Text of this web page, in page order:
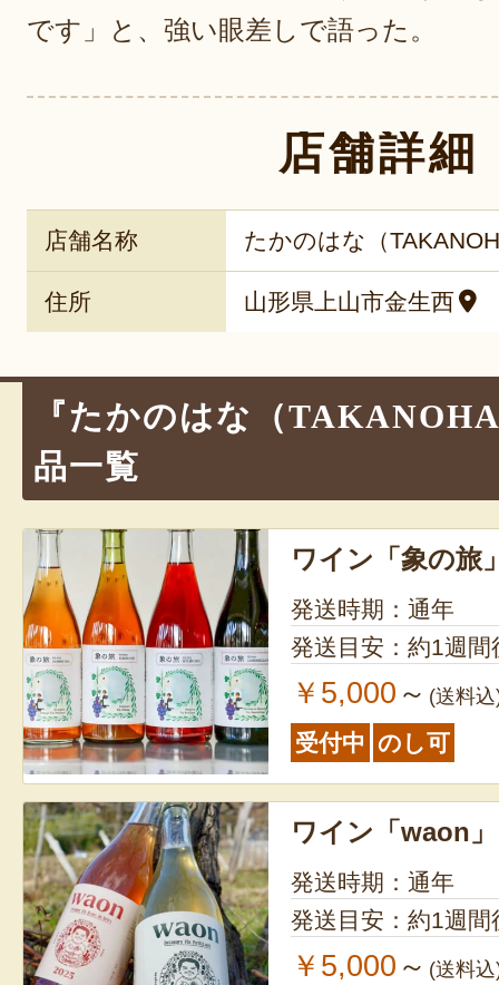
です」と、強い眼差しで語った。
店舗詳細
店舗名称 たかのはな（
住所 山形県上山市金生西
『たかのはな（
品一覧
ワイン「象の旅
発送時期：通年
発送目安：約1週間
￥5,000 ～ (送料
受付中 のし可
ワイン「waon」
発送時期：通年
発送目安：約1週間
￥5,000 ～ (送料